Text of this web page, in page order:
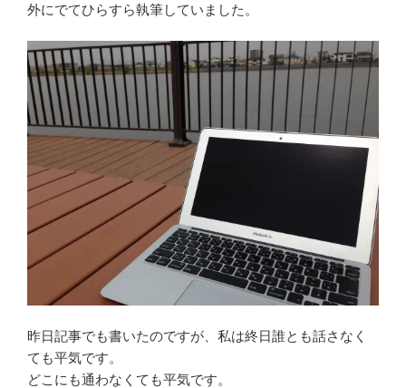
外にでてひらすら執筆していました。
昨日記事でも書いたのですが、私は終日誰とも話さなく
ても平気です。
どこにも通わなくても平気です。